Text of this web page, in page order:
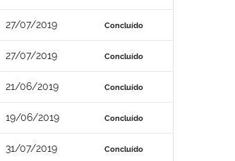
27/07/2019 Concluído
27/07/2019 Concluído
21/06/2019 Concluído
19/06/2019 Concluído
31/07/2019 Concluído